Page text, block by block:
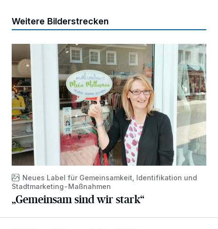
Weitere Bilderstrecken
„Gemeinsam sind wir stark“
Neues Label für Gemeinsamkeit, Identifikation und
Stadtmarketing-Maßnahmen
„Gemeinsam sind wir stark“